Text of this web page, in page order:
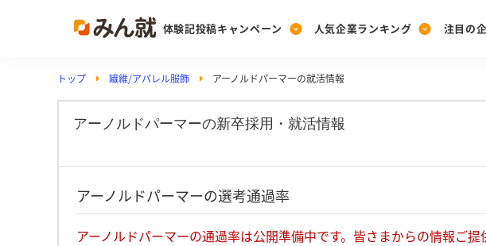
体験記投稿キャンペーン
Post
投稿する
[27卒] 本
人気企業ランキング
Ranking
ランキングを見る
投票する
注目の
PickUp
注目の企業特集
28卒 IT・
動画で知ろう！業界・企業研究
トップ 繊維/アパレル服飾 アーノルドパーマーの就活情報
アーノルドパーマーの新卒採用・就活情報
アーノルドパーマーの選考通過率
アーノルドパーマーの通過率は公開準備中です。皆さまからの情報ご提